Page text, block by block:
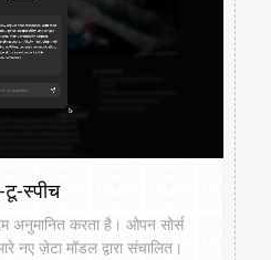
स्पीच
करता है। ओपन सोर्स
नए ज़ेटा मॉडल द्वारा संचालित।